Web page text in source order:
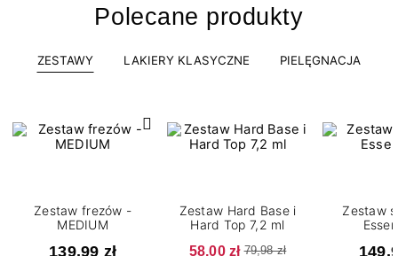
Polecane produkty
ZESTAWY LAKIERY KLASYCZNE PIELĘGNACJA
Zestaw frezów -
MEDIUM
139,99 zł
Zestaw Hard Base i
Hard Top 7,2 ml
58,00 zł 79,98 zł
Zestaw